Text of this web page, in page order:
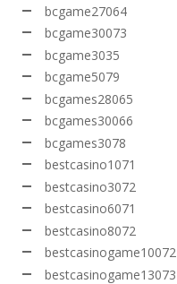
bcgame27064
bcgame30073
bcgame3035
bcgame5079
bcgames28065
bcgames30066
bcgames3078
bestcasino1071
bestcasino3072
bestcasino6071
bestcasino8072
bestcasinogame10072
bestcasinogame13073